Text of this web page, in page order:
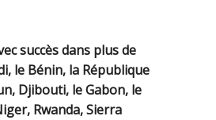
succès dans plus de
le Bénin, la République
Djibouti, le Gabon, le
Rwanda, Sierra